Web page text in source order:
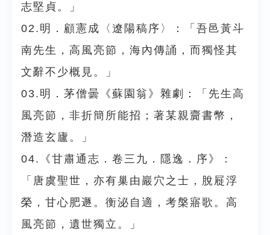
志堅貞。」
02.明．顧憲成〈遼陽稿序〉：「吾邑黃斗
南先生，高風亮節，海內傳誦，而獨怪其
文辭不少概見。」
03.明．茅僧曇《蘇園翁》雜劇：「先生高
風亮節，非折簡所能招；著某親齎書幣，
潛造玄廬。」
04.《甘肅通志．卷三九．隱逸．序》：
「唐虞聖世，亦有巢由巖穴之士，脫屣浮
榮，甘心肥遯。衡泌自適，考槃寤歌。高
風亮節，遺世獨立。」